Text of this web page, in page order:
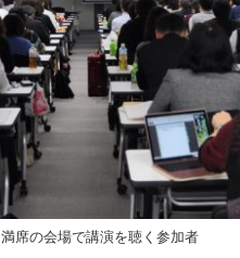
満席の会場で講演を聴く参加者